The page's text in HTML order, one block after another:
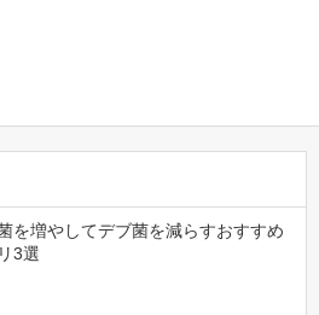
を増やしてデブ菌を減らすおすすめ
3選